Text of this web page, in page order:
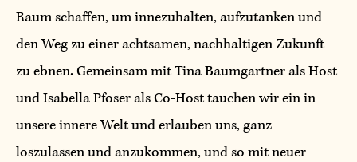
Raum schaffen, um innezuhalten, aufzutanken und
den Weg zu einer achtsamen, nachhaltigen Zukunft
zu ebnen. Gemeinsam mit Tina Baumgartner als Host
und Isabella Pfoser als Co-Host tauchen wir ein in
unsere innere Welt und erlauben uns, ganz
loszulassen und anzukommen, und so mit neuer